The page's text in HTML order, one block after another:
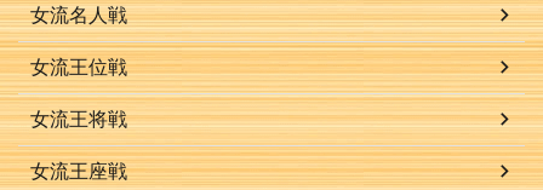
女流名人戦
女流王位戦
女流王将戦
女流王座戦